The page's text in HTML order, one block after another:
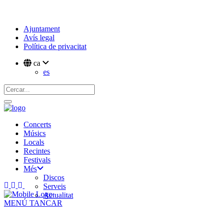
Ajuntament
Avís legal
Política de privacitat
ca
es
Concerts
Músics
Locals
Recintes
Festivals
Més
Discos
Serveis
Actualitat
MENÚ TANCAR